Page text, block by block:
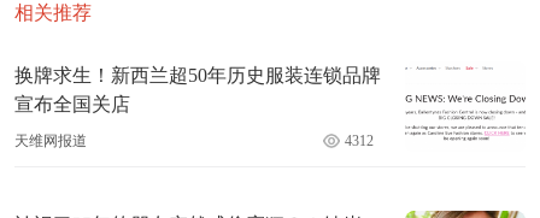
相关推荐
换牌求生！新西兰超50年历史服装连锁品牌
宣布全国关店
天维网报道 4312